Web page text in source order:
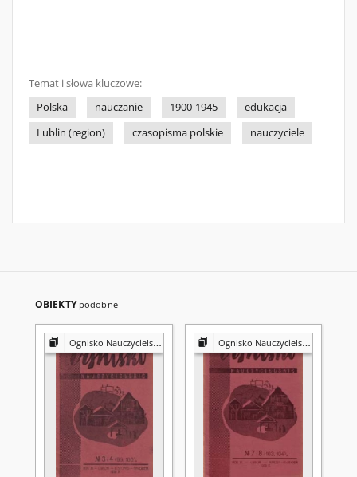
Temat i słowa kluczowe:
Polska
nauczanie 1900-1945
edukacja
Lublin (region)
czasopisma polskie nauczyciele
OBIEKTY podobne
Ognisko Nauczycielskie Ognisko Nauczycielskie